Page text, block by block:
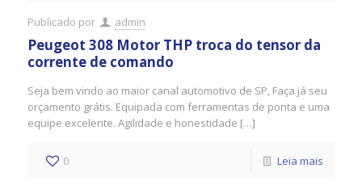
Publicado por admin
Peugeot 308 Motor THP troca do tensor da
corrente de comando
Seja bem vindo ao maior canal automotivo de SP, Faça já seu
orçamento grátis. Equipada com ferramentas de ponta e uma
equipe excelente. Agilidade e honestidade […]
0 Leia mais